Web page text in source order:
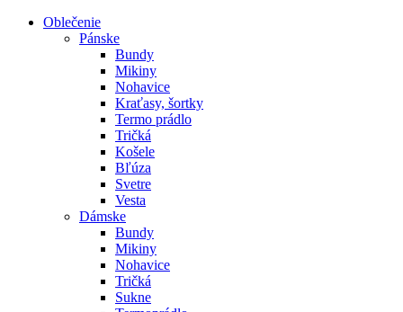
Oblečenie
Pánske
Bundy
Mikiny
Nohavice
Kraťasy, šortky
Termo prádlo
Tričká
Košele
Bľúza
Svetre
Vesta
Dámske
Bundy
Mikiny
Nohavice
Tričká
Sukne